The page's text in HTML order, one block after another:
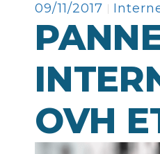
09/11/2017
OVH